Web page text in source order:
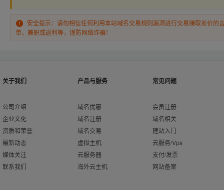
安全提示：请勿相信任何利用本站域名交易规则漏洞进行交易赚取差价的
单、兼职或返利等，谨防网络诈骗！
关于我们
公司介绍
企业文化
资质和荣誉
最新动态
媒体关注
联系我们
产品与服务
域名优惠
域名注册
域名交易
虚拟主机
云服务器
海外云主机
常见问题
会员注册
域名相关
建站入门
云服务/Vps
支付/发票
网站备案